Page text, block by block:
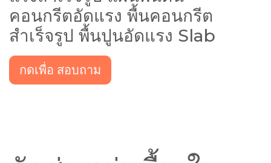
คอนกรีตอัดแรง พื้นคอนกรีต
สำเร็จรูป พื้นปูนอัดแรง Slab
กดเพื่อ สอบถาม